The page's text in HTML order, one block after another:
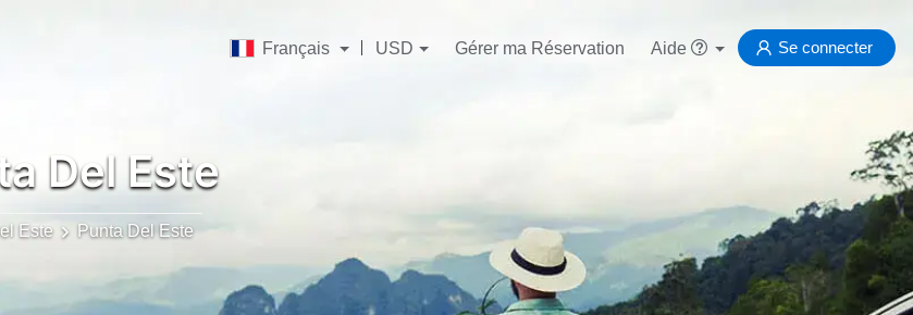
Français USD Gérer ma Réservation Aide Se connecter
Del Este
Este Punta Del Este